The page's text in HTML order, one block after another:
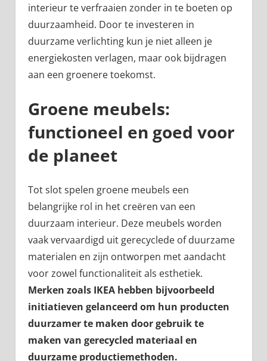
interieur te verfraaien zonder in te boeten op
duurzaamheid. Door te investeren in
duurzame verlichting kun je niet alleen je
energiekosten verlagen, maar ook bijdragen
aan een groenere toekomst.
Groene meubels:
functioneel en goed voor
de planeet
Tot slot spelen groene meubels een
belangrijke rol in het creëren van een
duurzaam interieur. Deze meubels worden
vaak vervaardigd uit gerecyclede of duurzame
materialen en zijn ontworpen met aandacht
voor zowel functionaliteit als esthetiek.
Merken zoals IKEA hebben bijvoorbeeld
initiatieven gelanceerd om hun producten
duurzamer te maken door gebruik te
maken van gerecycled materiaal en
duurzame productiemethoden.